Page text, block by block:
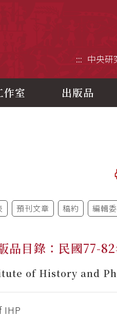
::: 中央研
作室 出版品
預刊文章 稿約 編輯
品目錄：民國77-
of History and
IHP